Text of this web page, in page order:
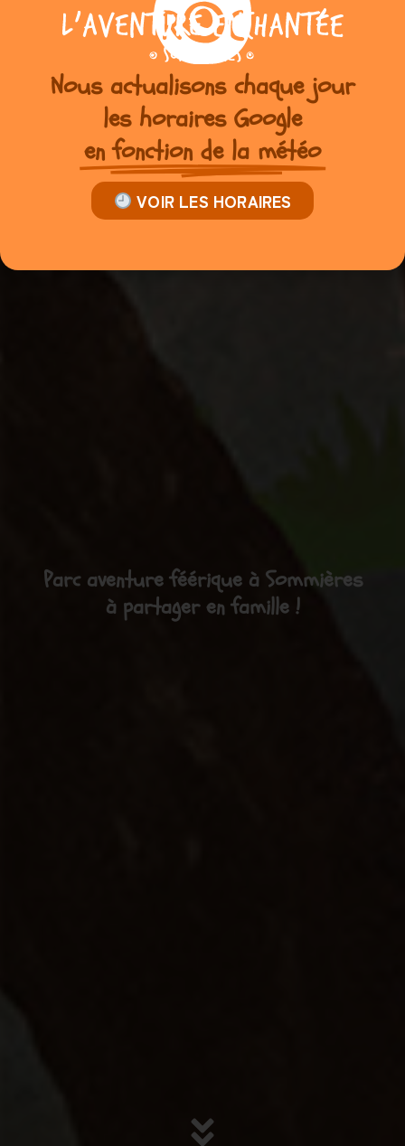
Parc aventure féérique à Sommières
à partager en famille !
Nous actualisons chaque jour
les horaires Google
en fonction de la météo
VOIR LES HORAIRES